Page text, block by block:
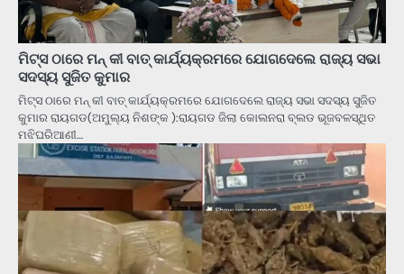
ମିଟ୍ସ ଠାରେ ମନ୍ କୀ ବାତ୍ କାର୍ଯ୍ୟକ୍ରମରେ ଯୋଗଦେଲେ ରାଜ୍ୟ ସଭା
ସଦସ୍ୟ ସୁଜିତ କୁମାର
ମିଟ୍ସ ଠାରେ ମନ୍ କୀ ବାତ୍ କାର୍ଯ୍ୟକ୍ରମରେ ଯୋଗଦେଲେ ରାଜ୍ୟ ସଭା ସଦସ୍ୟ ସୁଜିତ
କୁମାର ରାୟଗଡ(ଅମୁଲ୍ୟ ନିଶଙ୍କ ):ରାୟଗଡ ଜିଲା କୋଲନରା ବ୍ଲଡ ଭୂଜବଳସ୍ଥିତ
ମଝିଘରିଆଣୀ…